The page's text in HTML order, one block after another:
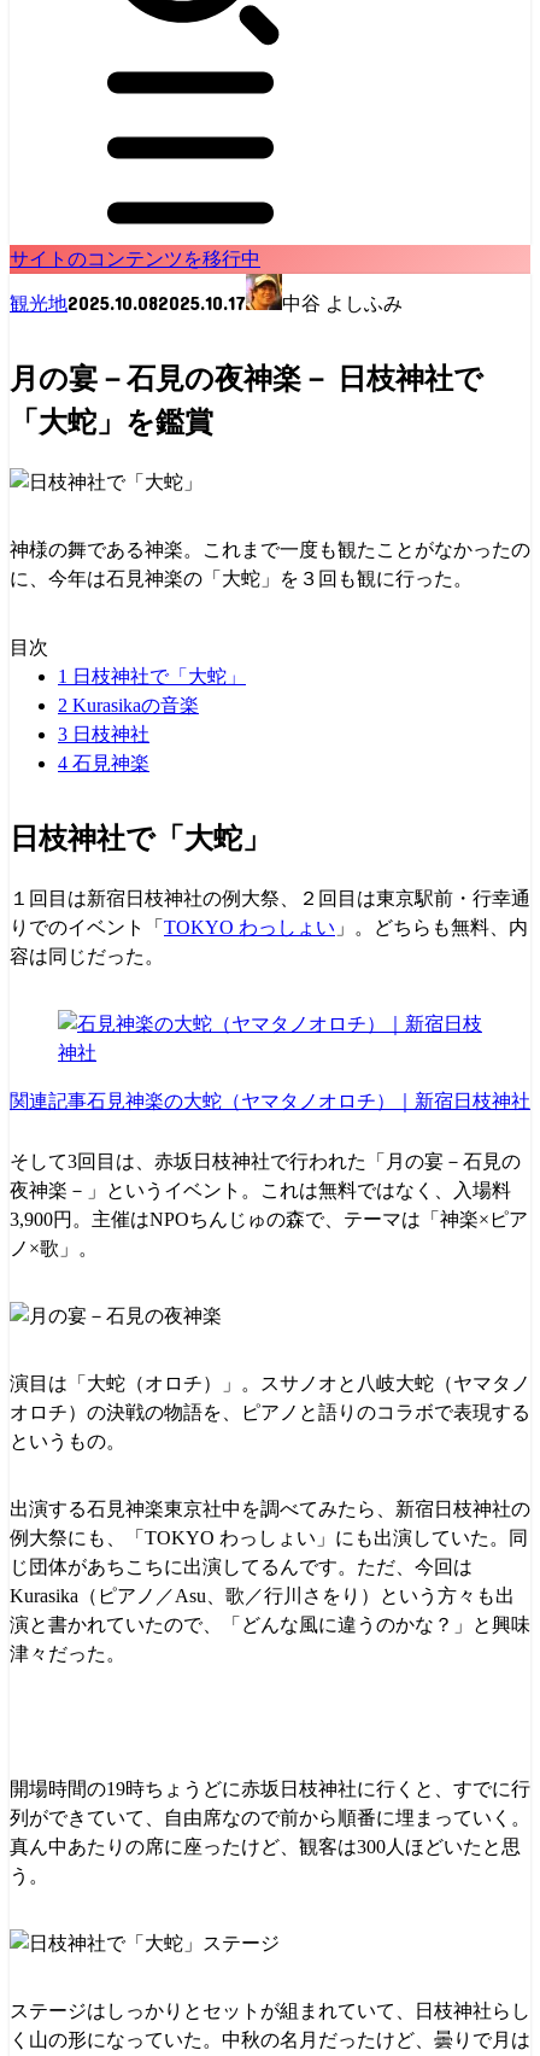
サイトのコンテンツを移行中
観光地2025.10.082025.10.17 中谷 よしふみ
月の宴－石見の夜神楽－ 日枝神社で
「大蛇」を鑑賞
神様の舞である神楽。これまで一度も観たことがなかったの
に、今年は石見神楽の「大蛇」を３回も観に行った。
目次
1 日枝神社で「大蛇」
2 Kurasikaの音楽
3 日枝神社
4 石見神楽
日枝神社で「大蛇」
１回目は新宿日枝神社の例大祭、２回目は東京駅前・行幸通
りでのイベント「 TOKYO わっしょい 」。どちらも無料、内
容は同じだった。
関連記事石見神楽の大蛇（ヤマタノオロチ）｜新宿日枝神社
そして3回目は、赤坂日枝神社で行われた「月の宴－石見の
夜神楽－」というイベント。これは無料ではなく、入場料
3,900円。主催はNPOちんじゅの森で、テーマは「神楽×ピア
ノ×歌」。
演目は「大蛇（オロチ）」。スサノオと八岐大蛇（ヤマタノ
オロチ）の決戦の物語を、ピアノと語りのコラボで表現する
というもの。
出演する石見神楽東京社中を調べてみたら、新宿日枝神社の
例大祭にも、「TOKYO わっしょい」にも出演していた。同
じ団体があちこちに出演してるんです。ただ、今回は
Kurasika（ピアノ／Asu、歌／行川さをり）という方々も出
演と書かれていたので、「どんな風に違うのかな？」と興味
津々だった。
開場時間の19時ちょうどに赤坂日枝神社に行くと、すでに行
列ができていて、自由席なので前から順番に埋まっていく。
真ん中あたりの席に座ったけど、観客は300人ほどいたと思
う。
ステージはしっかりとセットが組まれていて、日枝神社らし
く山の形になっていた。中秋の名月だったけど、曇りで月は